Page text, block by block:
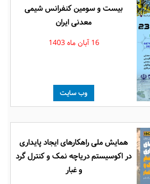
بیست و سومین کنفرانس شیمی
معدنی ایران
16 آبان ماه 1403
وب سایت
همایش ملی راهکارهای ایجاد پایداری
در اکوسیستم دریاچه نمک و کنترل گرد
و غبار